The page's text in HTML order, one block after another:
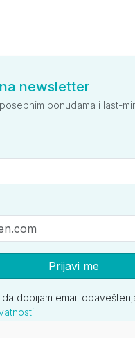
newsletter
ponudama i last-
Prijavi me
dobijam email
.